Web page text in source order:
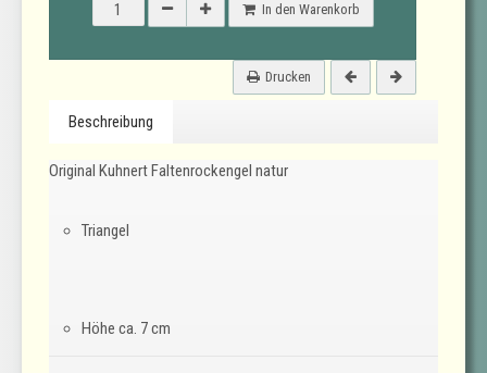
In den Warenkorb
Drucken
Beschreibung
Original Kuhnert Faltenrockengel natur
Triangel
Höhe ca. 7 cm